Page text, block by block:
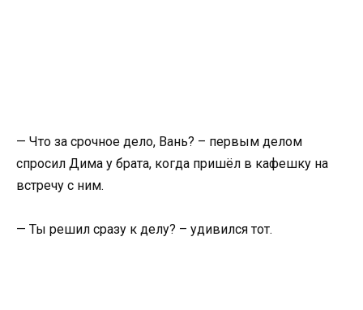
— Что за срочное дело, Вань? – первым делом
спросил Дима у брата, когда пришёл в кафешку на
встречу с ним.
— Ты решил сразу к делу? – удивился тот.